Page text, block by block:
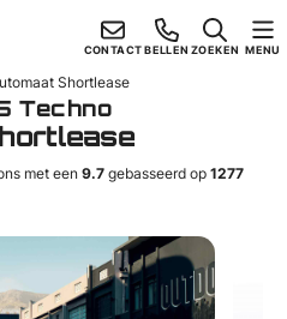
CONTACT BELLEN ZOEKEN MENU
Shortlease
Techno
met een9.7 gebasseerd op1277